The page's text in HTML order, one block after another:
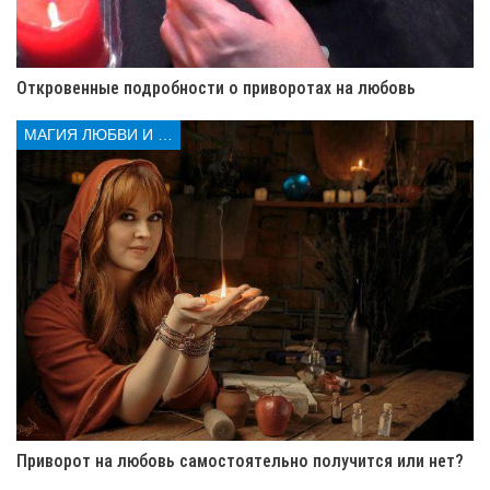
и светлой жизни вместе с мужем (имя)
повелеваю. Порченное к бесам изгоняю,
зло и разлуку тем, кто навел, назад
отправляю.
Свечи должны догореть, а фото можно положить
обратно. Очистительный эффект
снятия отворота на
жену от мужа, начнет работать спустя 3 дня.
Снятие отворота кольцами
Отличный способ вернуть возлюбленную и возродить
угасшие чувства, можно с помощью обручальных колец
Откровенные подробности о приворотах на любовь
Приворот на любовь самостоятельно получится или нет?